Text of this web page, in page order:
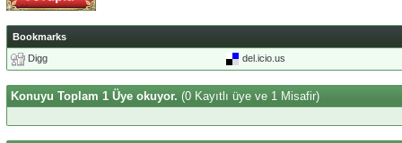
Bookmarks
Digg
del.icio.us
Konuyu Toplam 1 Üye okuyor. (0 Kayıtlı üye ve 1 Misafir)